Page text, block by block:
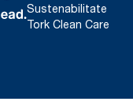
Sustenabilitate
Tork Clean Care